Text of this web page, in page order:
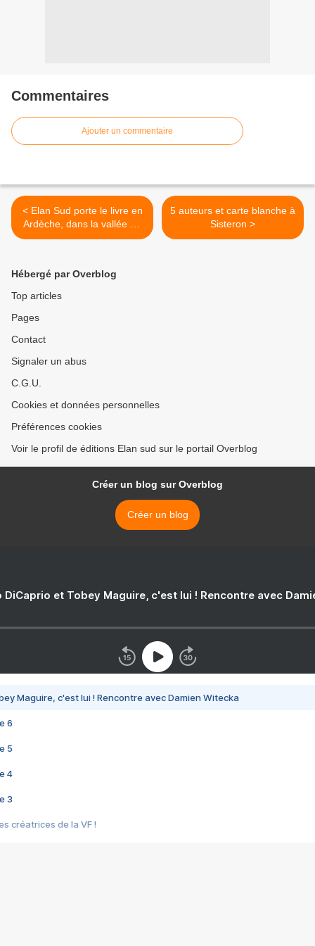
Commentaires
Ajouter un commentaire
< Elan Sud porte le livre en
Ardèche, dans la vallée de
l'Eyrieux avec 4 auteurs
5 auteurs et carte blanche à
Sisteron >
Hébergé par Overblog
Top articles
Pages
Contact
Signaler un abus
C.G.U.
Cookies et données personnelles
Préférences cookies
Voir le profil de éditions Elan sud sur le portail Overblog
Créer un blog sur Overblog
Créer un blog
DiCaprio et Tobey Maguire, c'est lui ! Rencontre avec
Maguire, c'est lui ! Rencontre avec Damien Witecka
6
5
4
3
créatrices de la VF !